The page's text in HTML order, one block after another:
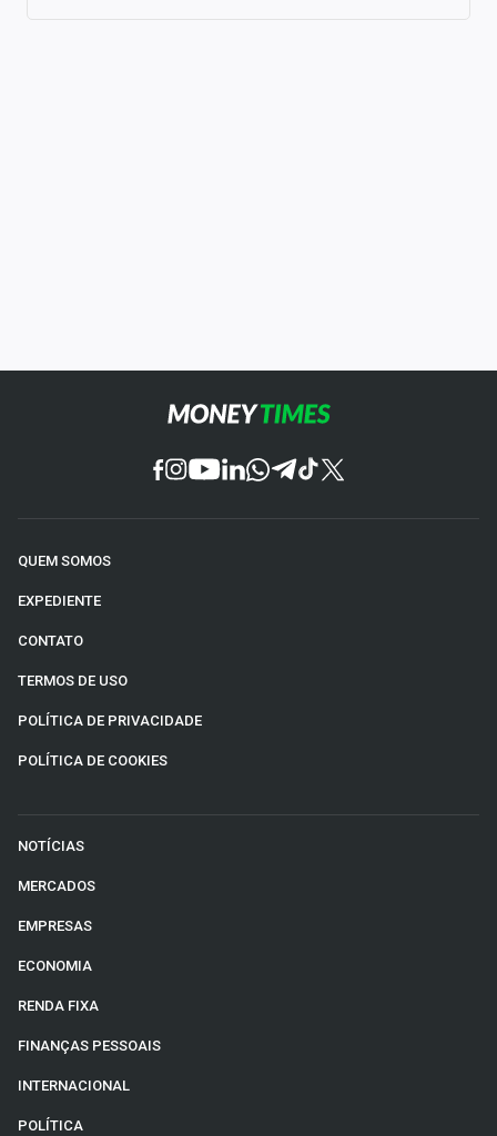
QUEM SOMOS
EXPEDIENTE
CONTATO
TERMOS DE USO
POLÍTICA DE PRIVACIDADE
POLÍTICA DE COOKIES
NOTÍCIAS
MERCADOS
EMPRESAS
ECONOMIA
RENDA FIXA
FINANÇAS PESSOAIS
INTERNACIONAL
POLÍTICA